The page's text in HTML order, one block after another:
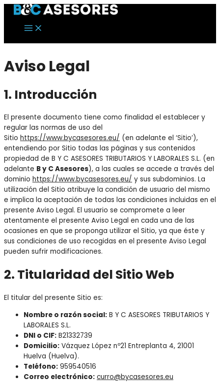
Ir
contenido
Main
Menu
Aviso Legal
1. Introducción
El presente documento tiene como finalidad el establecer y
regular las normas de uso del
Sitio https://www.bycasesores.eu/ (en adelante el ‘Sitio’),
entendiendo por Sitio todas las páginas y sus contenidos
propiedad de B Y C ASESORES TRIBUTARIOS Y LABORALES S.L. (en
adelante B y C Asesores), a las cuales se accede a través del
dominio https://www.bycasesores.eu/ y sus subdominios. La
utilización del Sitio atribuye la condición de usuario del mismo
e implica la aceptación de todas las condiciones incluidas en el
presente Aviso Legal. El usuario se compromete a leer
atentamente el presente Aviso Legal en cada una de las
ocasiones en que se proponga utilizar el Sitio, ya que éste y
sus condiciones de uso recogidas en el presente Aviso Legal
pueden sufrir modificaciones.
2. Titularidad del Sitio Web
El titular del presente Sitio es:
Nombre o razón social: B Y C ASESORES TRIBUTARIOS Y
LABORALES S.L.
DNI o CIF: B21332739
Domicilio: Vázquez López nº21 Entreplanta 4, 21001
Huelva (Huelva).
Teléfono: 959540516
Correo electrónico: curro@bycasesores.eu